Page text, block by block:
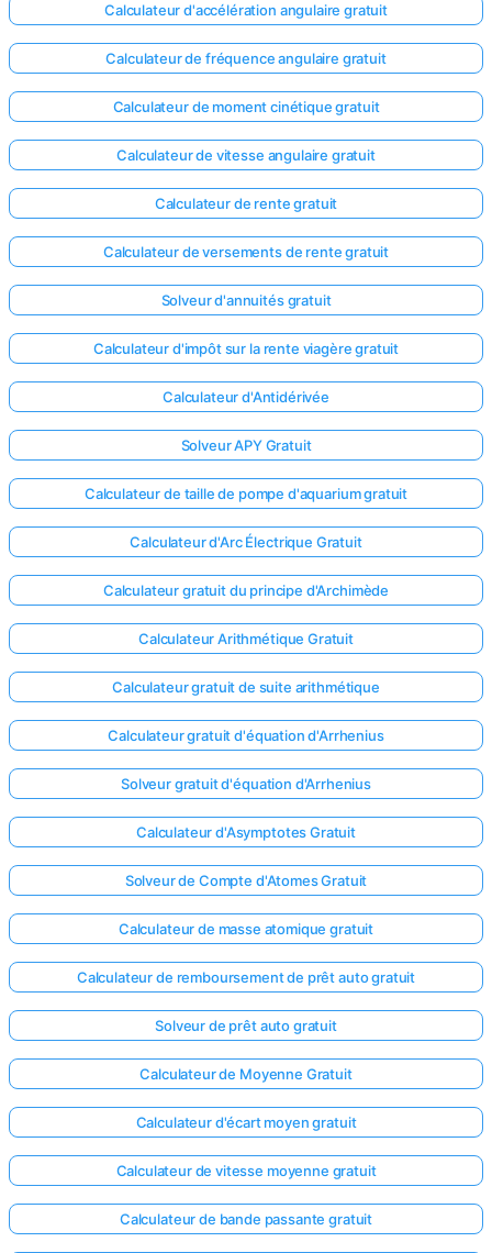
Calculateur d'accélération angulaire gratuit
Calculateur de fréquence angulaire gratuit
Calculateur de moment cinétique gratuit
Calculateur de vitesse angulaire gratuit
Calculateur de rente gratuit
Calculateur de versements de rente gratuit
Solveur d'annuités gratuit
Calculateur d'impôt sur la rente viagère gratuit
Calculateur d'Antidérivée
Solveur APY Gratuit
Calculateur de taille de pompe d'aquarium gratuit
Calculateur d'Arc Électrique Gratuit
Calculateur gratuit du principe d'Archimède
Calculateur Arithmétique Gratuit
Calculateur gratuit de suite arithmétique
Calculateur gratuit d'équation d'Arrhenius
Solveur gratuit d'équation d'Arrhenius
Calculateur d'Asymptotes Gratuit
Solveur de Compte d'Atomes Gratuit
Calculateur de masse atomique gratuit
Calculateur de remboursement de prêt auto gratuit
Solveur de prêt auto gratuit
Calculateur de Moyenne Gratuit
Calculateur d'écart moyen gratuit
Calculateur de vitesse moyenne gratuit
Calculateur de bande passante gratuit